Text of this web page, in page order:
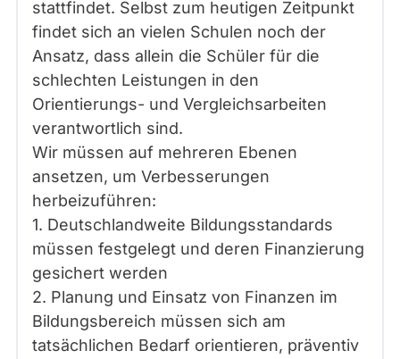
stattfindet. Selbst zum heutigen Zeitpunkt
findet sich an vielen Schulen noch der
Ansatz, dass allein die Schüler für die
schlechten Leistungen in den
Orientierungs- und Vergleichsarbeiten
verantwortlich sind.
Wir müssen auf mehreren Ebenen
ansetzen, um Verbesserungen
herbeizuführen:
1. Deutschlandweite Bildungsstandards
müssen festgelegt und deren Finanzierung
gesichert werden
2. Planung und Einsatz von Finanzen im
Bildungsbereich müssen sich am
tatsächlichen Bedarf orientieren, präventiv